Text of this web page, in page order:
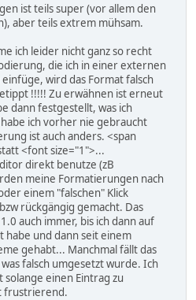
ist teils super (vor allem den
aber teils extrem mühsam.
ich leider nicht ganz so recht
die ich in einer externen
wird das Format falsch
!!!!! Zu erwähnen ist erneut
dann festgestellt, was ich
ich vorher nie gebraucht
ist auch anders. <span
<font size="1">...
direkt benutze (zB
meine Formatierungen nach
einem "falschen" Klick
rückgängig gemacht. Das
auch immer, bis ich dann auf
habe und dann seit einem
gehabt... Manchmal fällt das
falsch umgesetzt wurde. Ich
einen Eintrag zu
frustrierend.